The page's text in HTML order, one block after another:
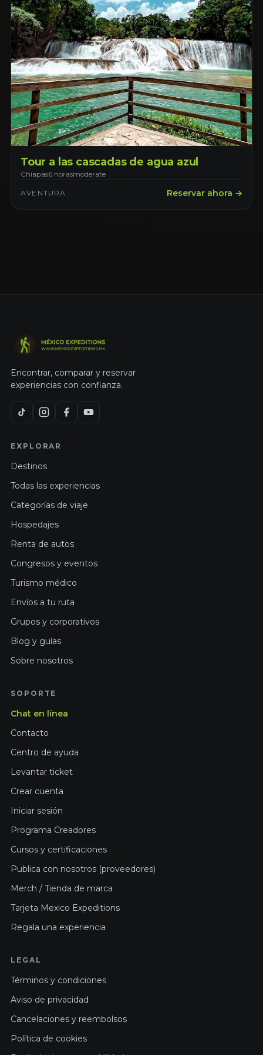
Tour a las cascadas de agua azul
Chiapas6 horasmoderate
AVENTURA Reservar ahora →
Encontrar, comparar y reservar
experiencias con confianza.
EXPLORAR
Destinos
Todas las experiencias
Categorías de viaje
Hospedajes
Renta de autos
Congresos y eventos
Turismo médico
Envíos a tu ruta
Grupos y corporativos
Blog y guías
Sobre nosotros
SOPORTE
Chat en línea
Contacto
Centro de ayuda
Levantar ticket
Crear cuenta
Iniciar sesión
Programa Creadores
Cursos y certificaciones
Publica con nosotros (proveedores)
Merch / Tienda de marca
Tarjeta Mexico Expeditions
Regala una experiencia
LEGAL
Términos y condiciones
Aviso de privacidad
Cancelaciones y reembolsos
Política de cookies